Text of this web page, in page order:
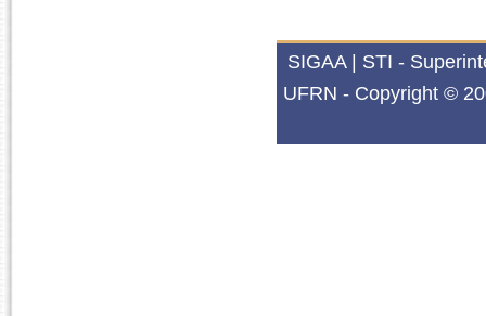
SIGAA | STI -
UFRN - Copyright ©